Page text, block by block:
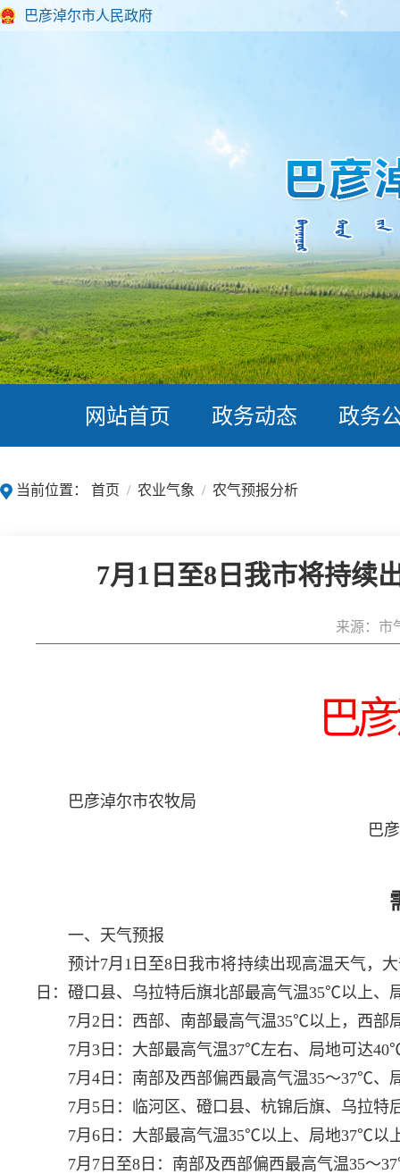
巴彦淖尔市人民政府
网站首页 政务动态 政务
当前位置： 首页 / 农业气象 / 农气预报分析
7月1日至8日我市将持续
来源：市
巴
巴彦淖尔市农牧局
一、天气预报
预计7月1日至8日我市将持续出现高温天气，
日：磴口县、乌拉特后旗北部最高气温35℃以上
7月2日：西部、南部最高气温35℃以上，西部
7月3日：大部最高气温37℃左右、局地可达
7月4日：南部及西部偏西最高气温35～37℃、
7月5日：临河区、磴口县、杭锦后旗、乌拉
7月6日：大部最高气温35℃以上、局地37℃以
7月7日至8日：南部及西部偏西最高气温35～